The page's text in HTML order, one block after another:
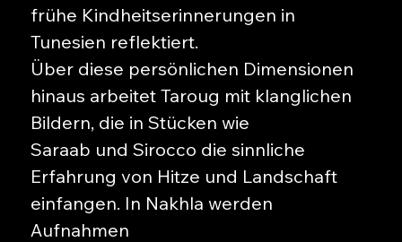
frühe Kindheitserinnerungen in
Tunesien reflektiert.
Über diese persönlichen Dimensionen
hinaus arbeitet Taroug mit klanglichen
Bildern, die in Stücken wie
Saraab und Sirocco die sinnliche
Erfahrung von Hitze und Landschaft
einfangen. In Nakhla werden
Aufnahmen